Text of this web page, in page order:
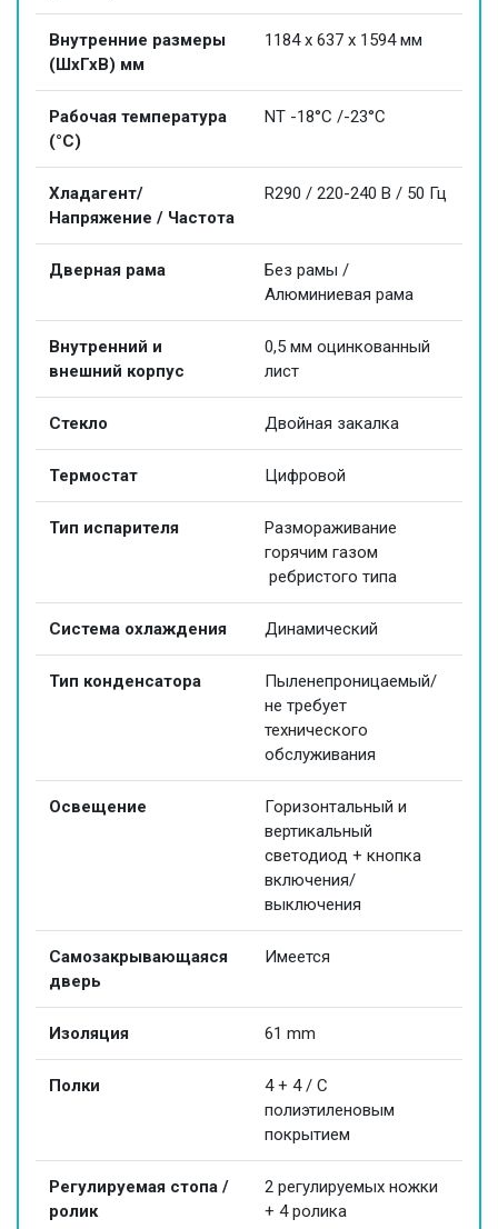
Внутренние размеры
(ШхГхВ) мм
1184 x 637 x 1594 мм
Рабочая температура
(°C)
NT -18°C /-23°C
Хладагент/
Напряжение / Частота
R290 / 220-240 В / 50 Гц
Дверная рама
Без рамы /
Алюминиевая рама
Внутренний и
внешний корпус
0,5 мм оцинкованный
лист
Стекло Двойная закалка
Термостат Цифровой
Тип испарителя
Размораживание
горячим газом
ребристого типа
Система охлаждения Динамический
Тип конденсатора
Пыленепроницаемый/
не требует
технического
обслуживания
Освещение
Горизонтальный и
вертикальный
светодиод + кнопка
включения/
выключения
Самозакрывающаяся
дверь
Имеется
Изоляция 61 mm
Полки
4 + 4 / С
полиэтиленовым
покрытием
Регулируемая стопа /
ролик
2 регулируемых ножки
+ 4 ролика